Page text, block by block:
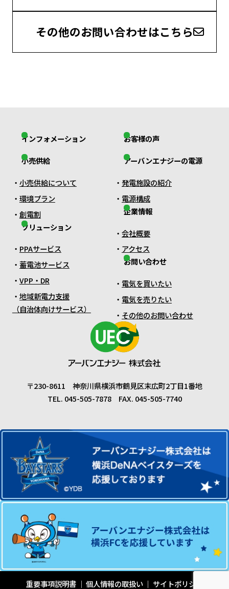
その他のお問い合わせはこちら
〒230-8611 神奈川県横浜市鶴見区末広町2丁目1番地
TEL. 045-505-7878 FAX. 045-505-7740
インフォメーション
小売供給
小売供給について
環境プラン
創電割
ソリューション
PPAサービス
蓄電池サービス
VPP・DR
地域新電力支援
（自治体向けサービス）
お客様の声
アーバンエナジーの電源
発電施設の紹介
電源構成
企業情報
会社概要
アクセス
お問い合わせ
電気を買いたい
電気を売りたい
その他のお問い合わせ
重要事項説明書 個人情報の取扱い サイトポリシー